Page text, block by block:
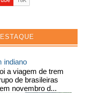
indiano
a viagem de trem
de brasileiras
novembro d...